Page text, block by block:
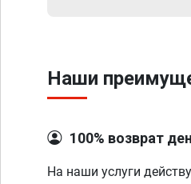
Наши
100% возврат
На наши услуги